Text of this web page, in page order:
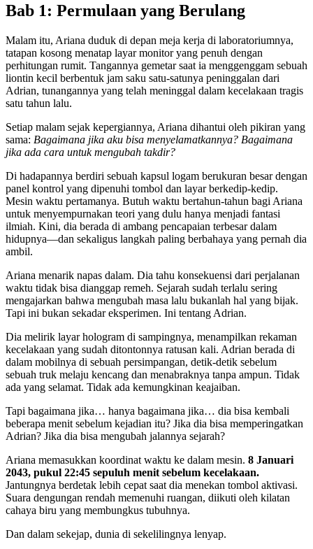
Bab 1: Permulaan yang Berulang
Malam itu, Ariana duduk di depan meja kerja di laboratoriumnya,
tatapan kosong menatap layar monitor yang penuh dengan
perhitungan rumit. Tangannya gemetar saat ia menggenggam sebuah
liontin kecil berbentuk jam saku satu-satunya peninggalan dari
Adrian, tunangannya yang telah meninggal dalam kecelakaan tragis
satu tahun lalu.
Setiap malam sejak kepergiannya, Ariana dihantui oleh pikiran yang
sama: Bagaimana jika aku bisa menyelamatkannya? Bagaimana
jika ada cara untuk mengubah takdir?
Di hadapannya berdiri sebuah kapsul logam berukuran besar dengan
panel kontrol yang dipenuhi tombol dan layar berkedip-kedip.
Mesin waktu pertamanya. Butuh waktu bertahun-tahun bagi Ariana
untuk menyempurnakan teori yang dulu hanya menjadi fantasi
ilmiah. Kini, dia berada di ambang pencapaian terbesar dalam
hidupnya—dan sekaligus langkah paling berbahaya yang pernah dia
ambil.
Ariana menarik napas dalam. Dia tahu konsekuensi dari perjalanan
waktu tidak bisa dianggap remeh. Sejarah sudah terlalu sering
mengajarkan bahwa mengubah masa lalu bukanlah hal yang bijak.
Tapi ini bukan sekadar eksperimen. Ini tentang Adrian.
Dia melirik layar hologram di sampingnya, menampilkan rekaman
kecelakaan yang sudah ditontonnya ratusan kali. Adrian berada di
dalam mobilnya di sebuah persimpangan, detik-detik sebelum
sebuah truk melaju kencang dan menabraknya tanpa ampun. Tidak
ada yang selamat. Tidak ada kemungkinan keajaiban.
Tapi bagaimana jika… hanya bagaimana jika… dia bisa kembali
beberapa menit sebelum kejadian itu? Jika dia bisa memperingatkan
Adrian? Jika dia bisa mengubah jalannya sejarah?
Ariana memasukkan koordinat waktu ke dalam mesin. 8 Januari
2043, pukul 22:45 sepuluh menit sebelum kecelakaan.
Jantungnya berdetak lebih cepat saat dia menekan tombol aktivasi.
Suara dengungan rendah memenuhi ruangan, diikuti oleh kilatan
cahaya biru yang membungkus tubuhnya.
Dan dalam sekejap, dunia di sekelilingnya lenyap.